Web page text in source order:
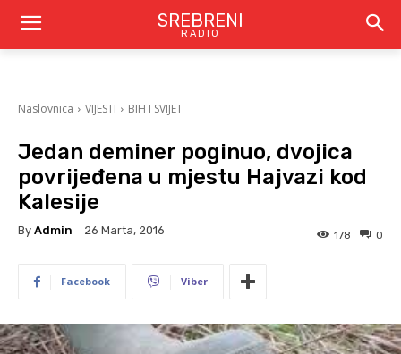
SREBRENI
RADIO
Naslovnica VIJESTI BIH I SVIJET
Jedan deminer poginuo, dvojica
povrijeđena u mjestu Hajvazi kod
Kalesije
By Admin 26 Marta, 2016 0
178
Facebook Viber